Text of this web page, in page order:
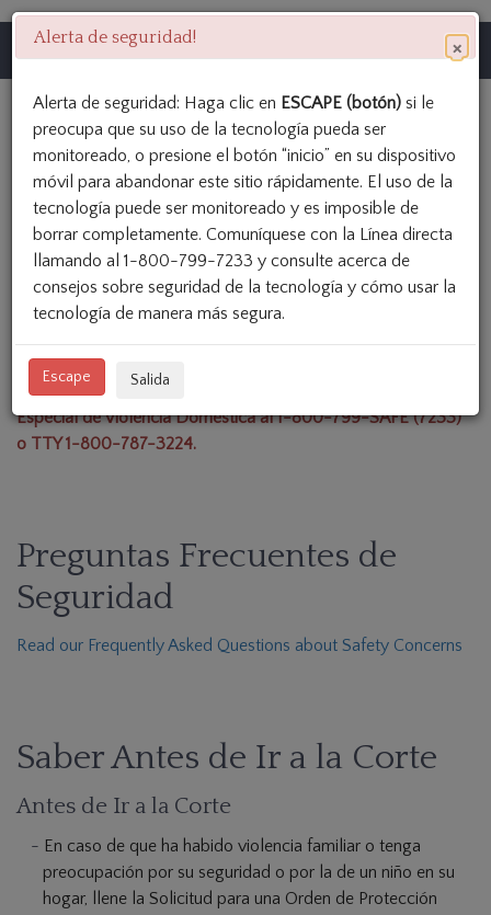
Pasar
contenido
principal
Texas Access
Seguridad
AVISO – Su Seguridad En-línea: El uso de computadoras
puede ser monitoreado y es imposible estar completamente
internet pueden estar siendo monitoreados, por favor utilice
una computadora con más seguridad, o llame a la Línea
Especial de Violencia Doméstica al 1-800-799-SAFE (7233)
o TTY 1-800-787-3224.
Preguntas Frecuentes de
Seguridad
Read our Frequently Asked Questions about Safety Concerns
Saber Antes de Ir a la Corte
Antes de Ir a la Corte
En caso de que ha habido violencia familiar o tenga
preocupación por su seguridad o por la de un niño en su
hogar, llene la Solicitud para una Orden de Protección
×
Alerta de seguridad!
Alerta de seguridad: Haga clic en ESCAPE (botón) si le
preocupa que su uso de la tecnología pueda ser
monitoreado, o presione el botón “inicio” en su dispositivo
móvil para abandonar este sitio rápidamente. El uso de la
tecnología puede ser monitoreado y es imposible de
borrar completamente. Comuníquese con la Línea directa
llamando al 1-800-799-7233 y consulte acerca de
consejos sobre seguridad de la tecnología y cómo usar la
tecnología de manera más segura.
Escape Salida